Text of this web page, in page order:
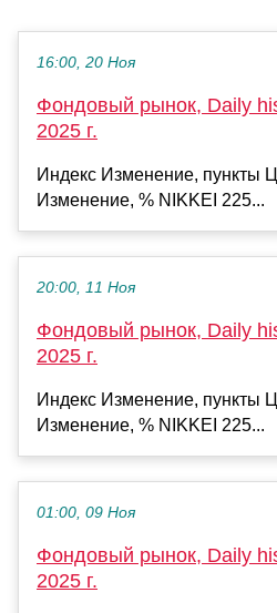
16:00, 20 Ноя
Фондовый рынок, Daily
2025 г.
Индекс Изменение, пункты
Изменение, % NIKKEI 225...
20:00, 11 Ноя
Фондовый рынок, Daily
2025 г.
Индекс Изменение, пункты
Изменение, % NIKKEI 225...
01:00, 09 Ноя
Фондовый рынок, Daily
2025 г.